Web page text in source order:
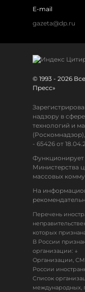
E-mail
gazeta@dp.ru
© 1993 - 2026
Пресс»
надзору в
технологий и
- 65426 от
Министерства
массовых
На
Перечень
которых
В России
организации: ↓
Организации,
России
Список
международных,